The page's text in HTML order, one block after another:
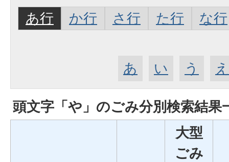
あ行
か行 さ行 た行 な行
あ い う え
頭文字「 や 」のごみ分別検索結果
大型
ごみ